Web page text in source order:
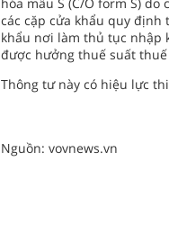
các cặp cửa khẩu quy
khẩu nơi làm thủ tục nhập
được hưởng thuế suất
Thông tư này có hiệu lực
Nguồn: vovnews.vn